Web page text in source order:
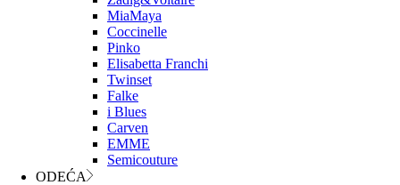
MiaMaya
Coccinelle
Pinko
Elisabetta Franchi
Twinset
Falke
i Blues
Carven
EMME
Semicouture
ODEĆA